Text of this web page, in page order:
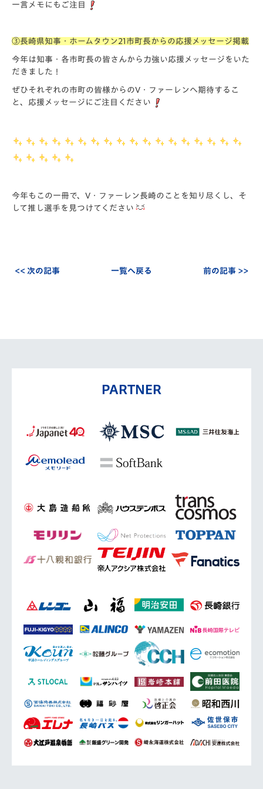
一言メモにもご注目
③長崎県知事・ホームタウン21市町長からの応援メッセージ掲載
今年は知事・各市町長の皆さんから力強い応援メッセージをいた
だきました！
ぜひそれぞれの市町の皆様からのV・ファーレンへ期待するこ
と、応援メッセージにご注目ください
今年もこの一冊で、V・ファーレン長崎のことを知り尽くし、そ
して推し選手を見つけてください
<< 次の記事 一覧へ戻る 前の記事 >>
PARTNER